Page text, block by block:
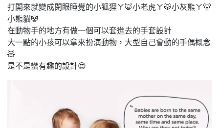
打開來就變成閉眼睡覺的小狐狸ㄚ🦊小老虎ㄚ🐯小灰熊ㄚ🐻
小熊貓🐼
在動物手的地方有做一個可以套進去的手套設計
大一點的小孩可以拿來扮演動物，大型自己會動的手偶概念
🧸
是不是蠻有趣的設計😍